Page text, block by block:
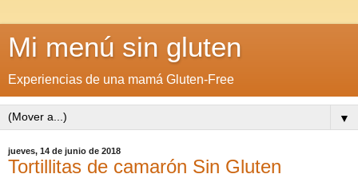
Mi menú sin gluten
Experiencias de una mamá Gluten-Free
▼
jueves, 14 de junio de 2018
Tortillitas de camarón Sin Gluten